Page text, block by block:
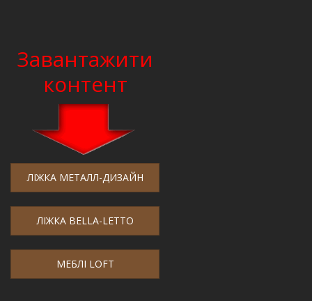
Завантажити
контент
ЛІЖКА МЕТАЛЛ-ДИЗАЙН
ЛІЖКА BELLA-LETTO
МЕБЛІ LOFT